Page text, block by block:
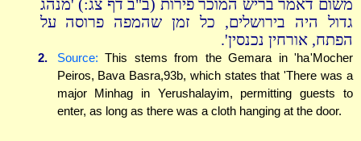
משום דאמר בריש המוכר פירות (ב"ב דף צג:) 'מנהג
גדול היה בירושלים, כל זמן שהמפה פרוסה על
הפתח, אורחין נכנסין'.
2. Source: This stems from the Gemara in 'ha'Mocher
Peiros, Bava Basra,93b, which states that 'There was a
major Minhag in Yerushalayim, permitting guests to
enter, as long as there was a cloth hanging at the door.